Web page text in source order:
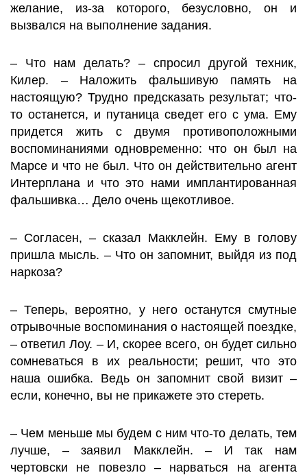
желание, из-за которого, безусловно, он и
вызвался на выполнение задания.
– Что нам делать? – спросил другой техник,
Килер. – Наложить фальшивую память на
настоящую? Трудно предсказать результат; что-
то останется, и путаница сведет его с ума. Ему
придется жить с двумя противоположными
воспоминаниями одновременно: что он был на
Марсе и что не был. Что он действительно агент
Интерплана и что это нами имплантированная
фальшивка… Дело очень щекотливое.
– Согласен, – сказал Макклейн. Ему в голову
пришла мысль. – Что он запомнит, выйдя из под
наркоза?
– Теперь, вероятно, у него останутся смутные
отрывочные воспоминания о настоящей поездке,
– ответил Лоу. – И, скорее всего, он будет сильно
сомневаться в их реальности; решит, что это
наша ошибка. Ведь он запомнит свой визит –
если, конечно, вы не прикажете это стереть.
– Чем меньше мы будем с ним что-то делать, тем
лучше, – заявил Макклейн. – И так нам
чертовски не повезло – нарваться на агента